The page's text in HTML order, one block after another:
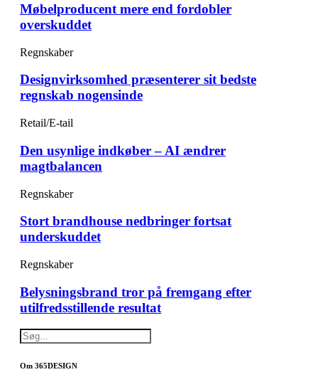
Møbelproducent mere end fordobler
overskuddet
Regnskaber
Designvirksomhed præsenterer sit bedste
regnskab nogensinde
Retail/E-tail
Den usynlige indkøber – AI ændrer
magtbalancen
Regnskaber
Stort brandhouse nedbringer fortsat
underskuddet
Regnskaber
Belysningsbrand tror på fremgang efter
utilfredsstillende resultat
Om 365DESIGN